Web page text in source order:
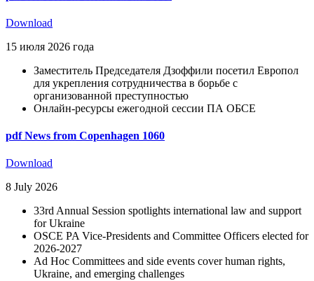
Download
15 июля 2026 года
Заместитель Председателя Дзоффили посетил Европол
для укрепления сотрудничества в борьбе с
организованной преступностью
Онлайн-ресурсы ежегодной сессии ПА ОБСЕ
pdf News from Copenhagen 1060
Download
8 July 2026
33rd Annual Session spotlights international law and support
for Ukraine
OSCE PA Vice-Presidents and Committee Officers elected for
2026-2027
Ad Hoc Committees and side events cover human rights,
Ukraine, and emerging challenges